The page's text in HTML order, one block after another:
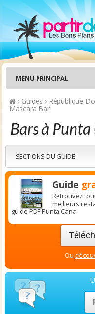
MENU PRINCIPAL
› Guides › République
Mascara Bar
Bars à Punta
SECTIONS DU GUIDE
Guide
Retrouvez
meilleurs
guide PDF Punta Cana.
Ou